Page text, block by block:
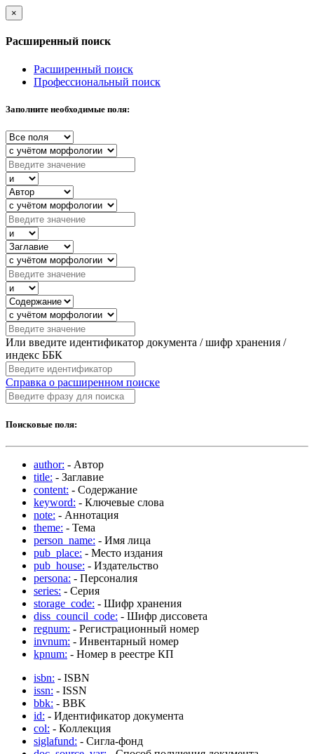
×
Расширенный поиск
Расширенный поиск
Профессиональный поиск
Заполните необходимые поля:
Или введите идентификатор документа / шифр хранения /
индекс ББК
Справка о расширенном поиске
Поисковые поля:
author: - Автор
title: - Заглавие
content: - Содержание
keyword: - Ключевые слова
note: - Аннотация
theme: - Тема
person_name: - Имя лица
pub_place: - Место издания
pub_house: - Издательство
persona: - Персоналия
series: - Серия
storage_code: - Шифр хранения
diss_council_code: - Шифр диссовета
regnum: - Регистрационный номер
invnum: - Инвентарный номер
kpnum: - Номер в реестре КП
isbn: - ISBN
issn: - ISSN
bbk: - BBK
id: - Идентификатор документа
col: - Коллекция
siglafund: - Сигла-фонд